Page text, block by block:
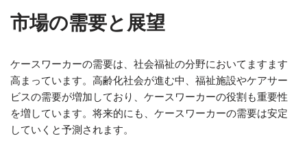
市場の需要と展望
ケースワーカーの需要は、社会福祉の分野においてますます
高まっています。高齢化社会が進む中、福祉施設やケアサー
ビスの需要が増加しており、ケースワーカーの役割も重要性
を増しています。将来的にも、ケースワーカーの需要は安定
していくと予測されます。